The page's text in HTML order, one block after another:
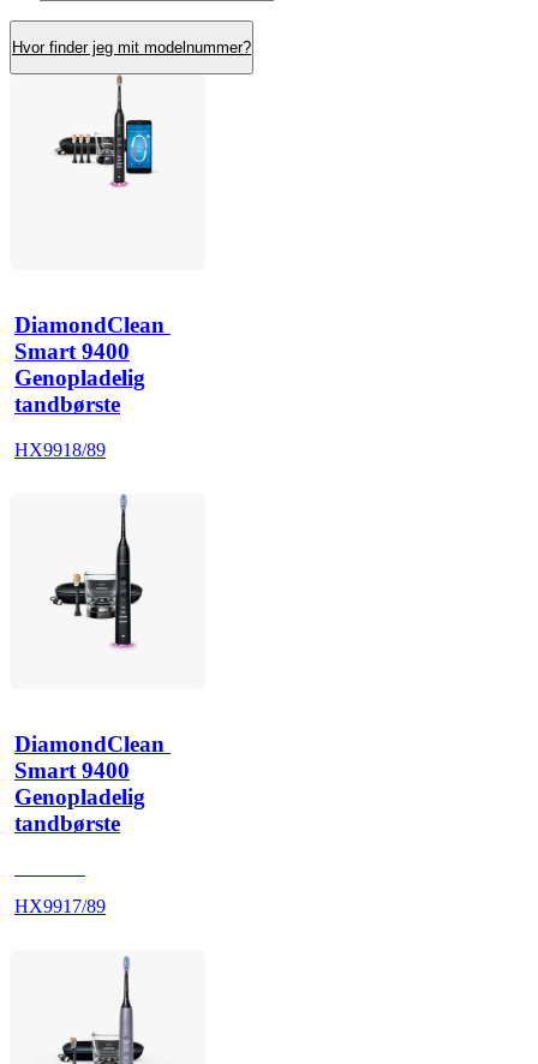
Hvor finder jeg mit modelnummer?
DiamondClean
Smart 9400
Genopladelig
tandbørste
HX9918/89
DiamondClean
Smart 9400
Genopladelig
tandbørste
HX9917/89